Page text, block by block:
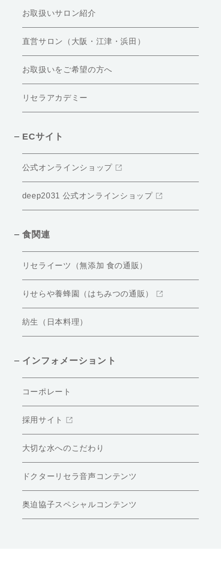
お取扱いサロン紹介
直営サロン（大阪・江津・浜田）
お取扱いをご希望の方へ
リセラアカデミー
ECサイト
公式オンラインショップ
deep2031 公式オンラインショップ
食関連
リセライーツ（無添加 食の通販）
りせらや養蜂園（はちみつの通販）
紡生（日本料理）
インフォメーショント
コーポレート
採用サイト
大切な水へのこだわり
ドクターリセラ音声コンテンツ
奥迫協子スペシャルコンテンツ